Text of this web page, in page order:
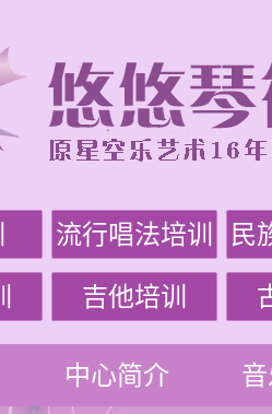
流行唱法培训 民
吉他培训
中心简介